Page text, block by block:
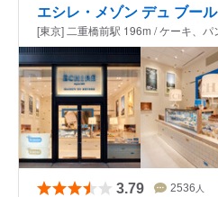
エシレ・メゾン デュ ブール
3.79 2536 人